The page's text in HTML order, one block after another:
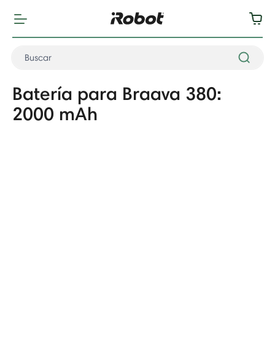
Batería para Braava 380:
2000 mAh